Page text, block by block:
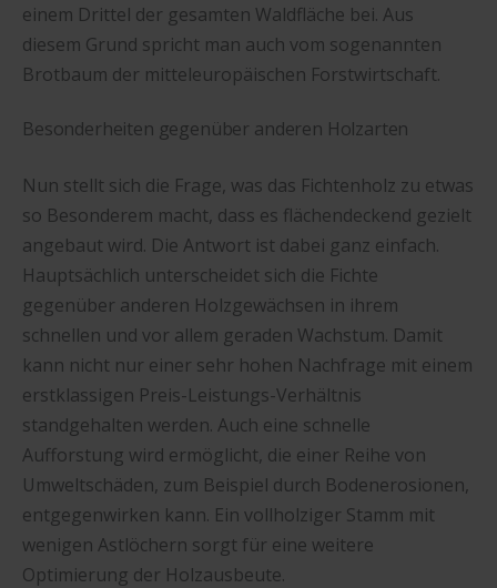
einem Drittel der gesamten Waldfläche bei. Aus
diesem Grund spricht man auch vom sogenannten
Brotbaum der mitteleuropäischen Forstwirtschaft.
Besonderheiten gegenüber anderen Holzarten
Nun stellt sich die Frage, was das Fichtenholz zu etwas
so Besonderem macht, dass es flächendeckend gezielt
angebaut wird. Die Antwort ist dabei ganz einfach.
Hauptsächlich unterscheidet sich die Fichte
gegenüber anderen Holzgewächsen in ihrem
schnellen und vor allem geraden Wachstum. Damit
kann nicht nur einer sehr hohen Nachfrage mit einem
erstklassigen Preis-Leistungs-Verhältnis
standgehalten werden. Auch eine schnelle
Aufforstung wird ermöglicht, die einer Reihe von
Umweltschäden, zum Beispiel durch Bodenerosionen,
entgegenwirken kann. Ein vollholziger Stamm mit
wenigen Astlöchern sorgt für eine weitere
Optimierung der Holzausbeute.